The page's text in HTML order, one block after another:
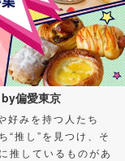
偏愛東京
好みを持つ人たち
“推し”を見つけ、そ
推しているものがあ